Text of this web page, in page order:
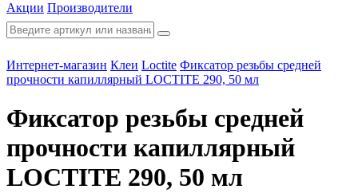
Акции Производители
Интернет-магазин Клеи Loctite Фиксатор резьбы средней
прочности капиллярный LOCTITE 290, 50 мл
Фиксатор резьбы средней
прочности капиллярный
LOCTITE 290, 50 мл